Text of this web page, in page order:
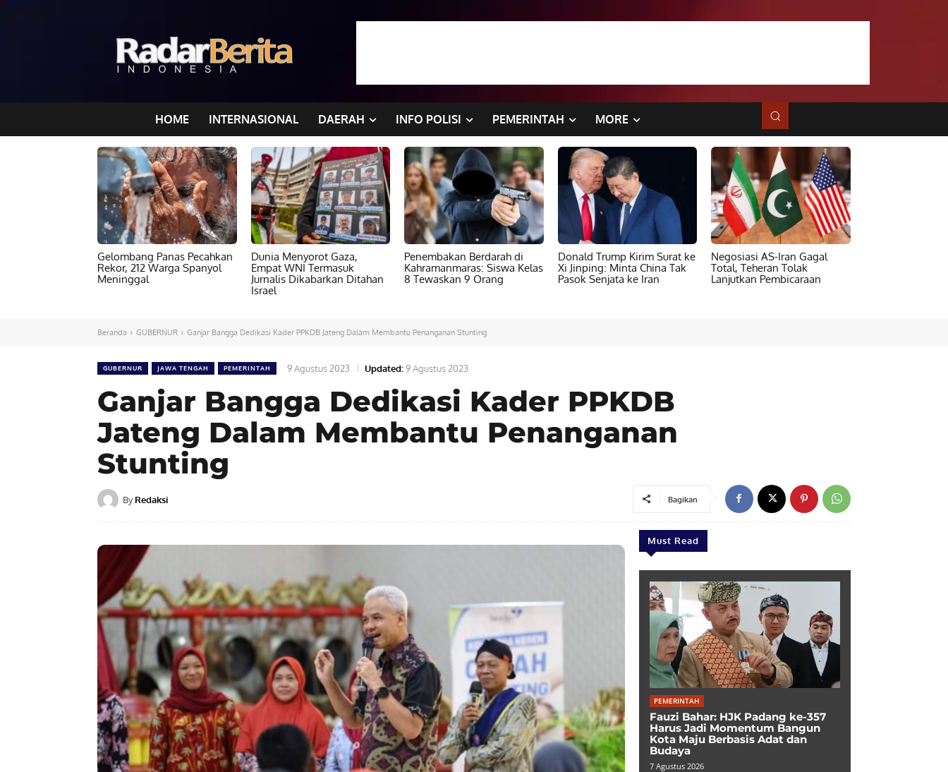
HOME INTERNASIONAL DAERAH INFO POLISI PEMERINTAH MORE
Gelombang Panas Pecahkan
Rekor, 212 Warga Spanyol
Meninggal
Dunia Menyorot Gaza,
Empat WNI Termasuk
Jurnalis Dikabarkan Ditahan
Israel
Penembakan Berdarah di
Kahramanmaras: Siswa Kelas
8 Tewaskan 9 Orang
Donald Trump Kirim Surat ke
Xi Jinping: Minta China Tak
Pasok Senjata ke Iran
Negosiasi AS-Iran Gagal
Total, Teheran Tolak
Lanjutkan Pembicaraan
Beranda GUBERNUR Ganjar Bangga Dedikasi Kader PPKDB Jateng Dalam Membantu Penanganan Stunting
GUBERNUR JAWA TENGAH PEMERINTAH 9 Agustus 2023 Updated:9 Agustus 2023
Ganjar Bangga Dedikasi Kader PPKDB
Jateng Dalam Membantu Penanganan
Stunting
By Redaksi Bagikan
Must Read
PEMERINTAH
Fauzi Bahar: HJK Padang ke-357
Harus Jadi Momentum Bangun
Kota Maju Berbasis Adat dan
Budaya
7 Agustus 2026